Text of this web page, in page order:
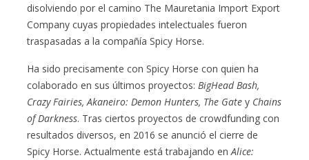
disolviendo por el camino The Mauretania Import Export
Company cuyas propiedades intelectuales fueron
traspasadas a la compañía Spicy Horse.
Ha sido precisamente con Spicy Horse con quien ha
colaborado en sus últimos proyectos: BigHead Bash,
Crazy Fairies, Akaneiro: Demon Hunters, The Gate y Chains
of Darkness. Tras ciertos proyectos de crowdfunding con
resultados diversos, en 2016 se anunció el cierre de
Spicy Horse. Actualmente está trabajando enAlice: